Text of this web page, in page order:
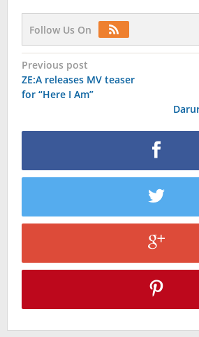
Follow Us On
Post
navigation
Previous post
ZE:A releases MV teaser
for “Here I Am”